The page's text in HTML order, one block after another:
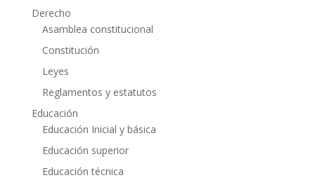
Derecho
Asamblea constitucional
Constitución
Leyes
Reglamentos y estatutos
Educación
Educación Inicial y básica
Educación superior
Educación técnica